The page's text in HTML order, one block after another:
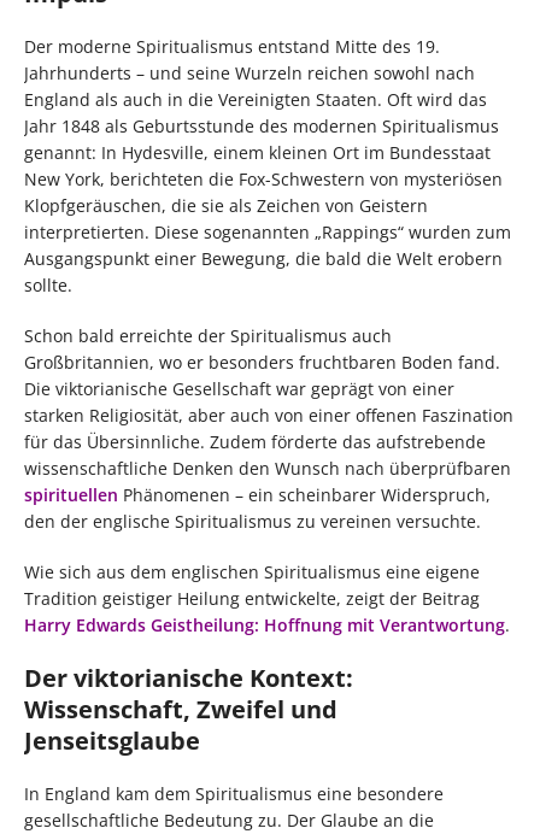
Der moderne Spiritualismus entstand Mitte des 19.
Jahrhunderts – und seine Wurzeln reichen sowohl nach
England als auch in die Vereinigten Staaten. Oft wird das
Jahr 1848 als Geburtsstunde des modernen Spiritualismus
genannt: In Hydesville, einem kleinen Ort im Bundesstaat
New York, berichteten die Fox-Schwestern von mysteriösen
Klopfgeräuschen, die sie als Zeichen von Geistern
interpretierten. Diese sogenannten „Rappings“ wurden zum
Ausgangspunkt einer Bewegung, die bald die Welt erobern
sollte.
Schon bald erreichte der Spiritualismus auch
Großbritannien, wo er besonders fruchtbaren Boden fand.
Die viktorianische Gesellschaft war geprägt von einer
starken Religiosität, aber auch von einer offenen Faszination
für das Übersinnliche. Zudem förderte das aufstrebende
wissenschaftliche Denken den Wunsch nach überprüfbaren
spirituellen Phänomenen – ein scheinbarer Widerspruch,
den der englische Spiritualismus zu vereinen versuchte.
Wie sich aus dem englischen Spiritualismus eine eigene
Tradition geistiger Heilung entwickelte, zeigt der Beitrag
Harry Edwards Geistheilung: Hoffnung mit Verantwortung.
Der viktorianische Kontext:
Wissenschaft, Zweifel und
Jenseitsglaube
In England kam dem Spiritualismus eine besondere
gesellschaftliche Bedeutung zu. Der Glaube an die